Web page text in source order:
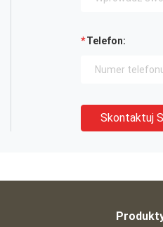
Telefon:
Skontaktuj